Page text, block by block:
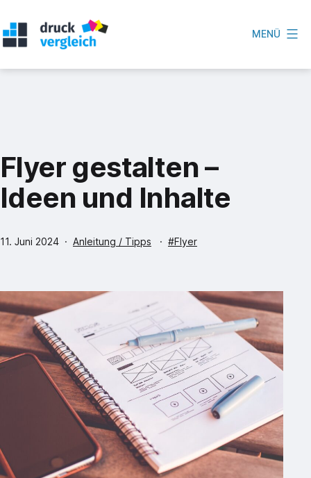
Inhalt
springen
MENÜ
Flyer gestalten –
Ideen und Inhalte
Veröffentlicht
11. Juni 2024
Kategorisiert
Anleitung / Tipps
Verschlagwortet
Flyer